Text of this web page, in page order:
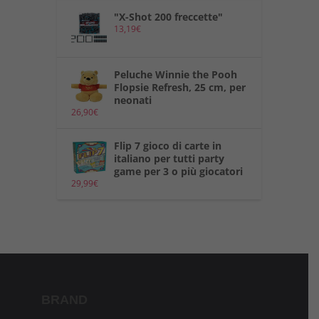
"X-Shot 200 freccette"
13,19€
Peluche Winnie the Pooh
Flopsie Refresh, 25 cm, per
neonati
26,90€
Flip 7 gioco di carte in
italiano per tutti party
game per 3 o più giocatori
29,99€